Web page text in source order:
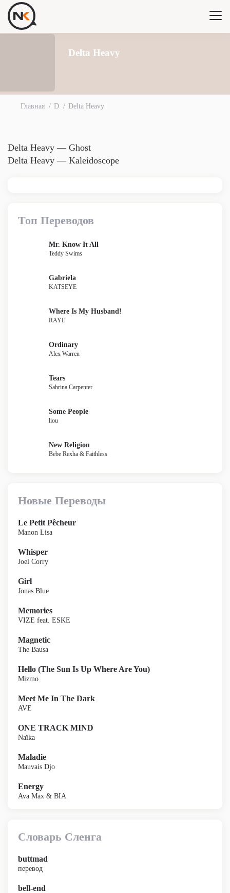
Delta Heavy
Главная D Delta Heavy
Delta Heavy — Ghost
Delta Heavy — Kaleidoscope
Топ Переводов
Mr. Know It All
Teddy Swims
Gabriela
KATSEYE
Where Is My Husband!
RAYE
Ordinary
Alex Warren
Tears
Sabrina Carpenter
Some People
liou
New Religion
Bebe Rexha & Faithless
Новые Переводы
Le Petit Pêcheur
Manon Lisa
Whisper
Joel Corry
Girl
Jonas Blue
Memories
VIZE feat. ESKE
Magnetic
The Bausa
Hello (The Sun Is Up Where Are You)
Mizmo
Meet Me In The Dark
AVE
ONE TRACK MIND
Naïka
Maladie
Mauvais Djo
Energy
Ava Max & BIA
Словарь Сленга
buttmad
перевод
bell-end